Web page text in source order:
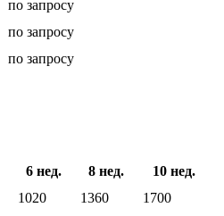
по запросу
по запросу
по запросу
6 нед. 8 нед.
10 нед.
1020 1360
1700